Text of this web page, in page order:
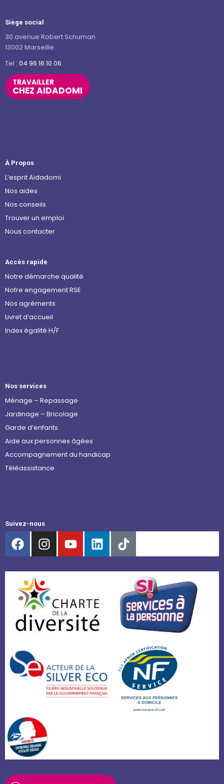
Siège social
30 avenue Robert Schuman
13002 Marseille
Tel : 04 96 16 10 06
TRAVAILLER
CHEZ AIDADOMI
À Propos
L’esprit Aidadomi
Nos aides
Nos conseils
Trouver un emploi
Nous contacter
Accès rapide
Notre démarche qualité
Notre engagement RSE
Nos agréments
Livret d’accueil
Index égalité H/F
Nos services
Ménage – Repassage
Jardinage – Bricolage
Garde d’enfants
Aide aux personnes âgées
Accompagnement du handicap
Téléassistance
Suivez-nous